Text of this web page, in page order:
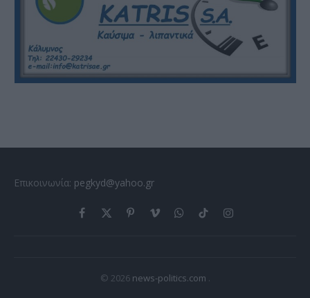
Επικοινωνία: pegkyd@yahoo.gr
Facebook
X
PinterestVimeoWhatsApp
TikTokInstagram
© 2026 news-politics.com .